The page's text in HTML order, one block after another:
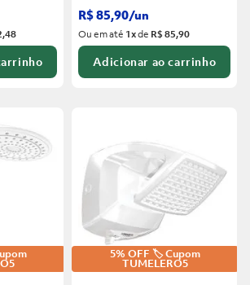
R$85,90/un
Ou em até 1xde R$ 85,90
Adicionar ao carrinho
5% OFF 🏷️ Cupom
TUMELERO5